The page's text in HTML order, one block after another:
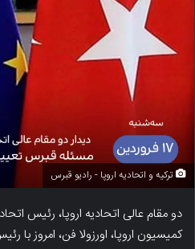
ترکیه و اتحادیه اروپا - رادیو قبرس
دو مقام عالی اتحادیه اروپا، رئیس
کمیسیون اروپا، اورزولا فن، امروز